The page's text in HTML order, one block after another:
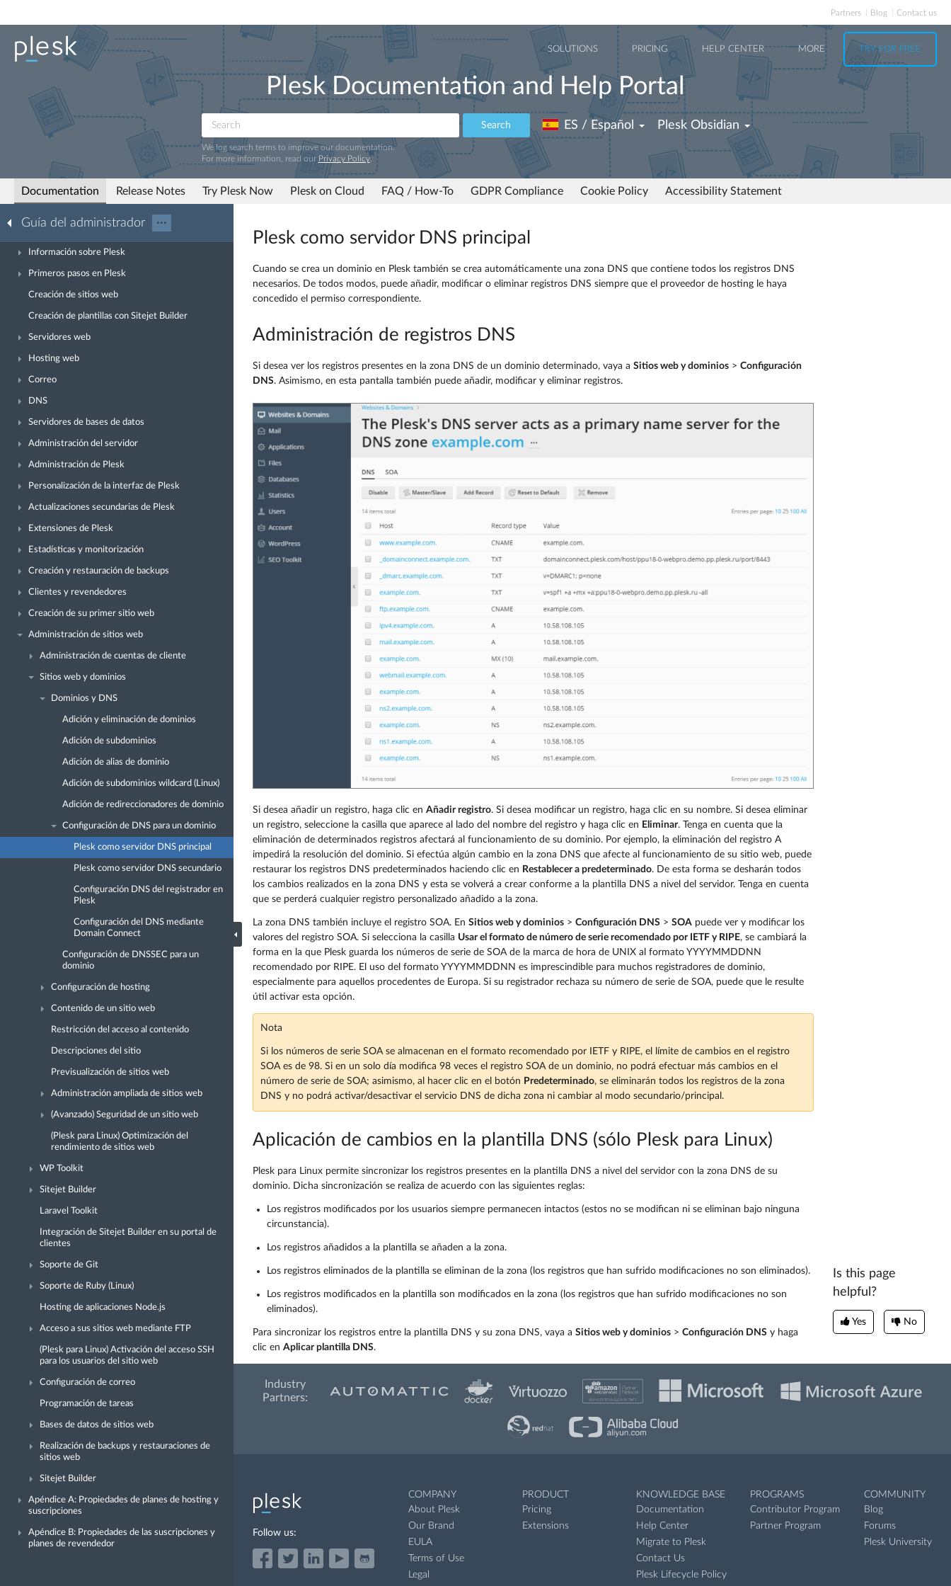
Partners Blog Contact us
SOLUTIONS PRICING HELP CENTER MORE TRY FOR FREE
Plesk Documentation and Help Portal
Search
We log search terms to improve our documentation.
For more information, read our Privacy Policy.
ES / Español Plesk Obsidian
Documentation Release Notes Try Plesk Now Plesk on Cloud FAQ / How-To GDPR Compliance Cookie Policy Accessibility Statement
Guía del administrador ···
Información sobre Plesk
Primeros pasos en Plesk
Creación de sitios web
Creación de plantillas con Sitejet Builder
Servidores web
Hosting web
Correo
DNS
Servidores de bases de datos
Administración del servidor
Administración de Plesk
Personalización de la interfaz de Plesk
Actualizaciones secundarias de Plesk
Extensiones de Plesk
Estadísticas y monitorización
Creación y restauración de backups
Clientes y revendedores
Creación de su primer sitio web
Administración de sitios web
Administración de cuentas de cliente
Sitios web y dominios
Dominios y DNS
Adición y eliminación de dominios
Adición de subdominios
Adición de alias de dominio
Adición de subdominios wildcard (Linux)
Adición de redireccionadores de dominio
Configuración de DNS para un dominio
Plesk como servidor DNS principal
Plesk como servidor DNS secundario
Configuración DNS del registrador en
Plesk
Configuración del DNS mediante
Domain Connect
Configuración de DNSSEC para un
dominio
Configuración de hosting
Contenido de un sitio web
Restricción del acceso al contenido
Descripciones del sitio
Previsualización de sitios web
Administración ampliada de sitios web
(Avanzado) Seguridad de un sitio web
(Plesk para Linux) Optimización del
rendimiento de sitios web
WP Toolkit
Sitejet Builder
Laravel Toolkit
Integración de Sitejet Builder en su portal de
clientes
Soporte de Git
Soporte de Ruby (Linux)
Hosting de aplicaciones Node.js
Acceso a sus sitios web mediante FTP
(Plesk para Linux) Activación del acceso SSH
para los usuarios del sitio web
Configuración de correo
Programación de tareas
Bases de datos de sitios web
Realización de backups y restauraciones de
sitios web
Sitejet Builder
Apéndice A: Propiedades de planes de hosting y
suscripciones
Apéndice B: Propiedades de las suscripciones y
planes de revendedor
Plesk como servidor DNS principal
Cuando se crea un dominio en Plesk también se crea automáticamente una zona DNS que contiene todos los registros DNS
necesarios. De todos modos, puede añadir, modificar o eliminar registros DNS siempre que el proveedor de hosting le haya
concedido el permiso correspondiente.
Administración de registros DNS
Si desea ver los registros presentes en la zona DNS de un dominio determinado, vaya a Sitios web y dominios > Configuración
DNS. Asimismo, en esta pantalla también puede añadir, modificar y eliminar registros.
Si desea añadir un registro, haga clic en Añadir registro. Si desea modificar un registro, haga clic en su nombre. Si desea eliminar
un registro, seleccione la casilla que aparece al lado del nombre del registro y haga clic en Eliminar. Tenga en cuenta que la
eliminación de determinados registros afectará al funcionamiento de su dominio. Por ejemplo, la eliminación del registro A
impedirá la resolución del dominio. Si efectúa algún cambio en la zona DNS que afecte al funcionamiento de su sitio web, puede
restaurar los registros DNS predeterminados haciendo clic en Restablecer a predeterminado. De esta forma se desharán todos
los cambios realizados en la zona DNS y esta se volverá a crear conforme a la plantilla DNS a nivel del servidor. Tenga en cuenta
que se perderá cualquier registro personalizado añadido a la zona.
La zona DNS también incluye el registro SOA. En Sitios web y dominios > Configuración DNS > SOA puede ver y modificar los
valores del registro SOA. Si selecciona la casilla Usar el formato de número de serie recomendado por IETF y RIPE, se cambiará la
forma en la que Plesk guarda los números de serie de SOA de la marca de hora de UNIX al formato YYYYMMDDNN
recomendado por RIPE. El uso del formato YYYYMMDDNN es imprescindible para muchos registradores de dominio,
especialmente para aquellos procedentes de Europa. Si su registrador rechaza su número de serie de SOA, puede que le resulte
útil activar esta opción.
Nota
Si los números de serie SOA se almacenan en el formato recomendado por IETF y RIPE, el límite de cambios en el registro
SOA es de 98. Si en un solo día modifica 98 veces el registro SOA de un dominio, no podrá efectuar más cambios en el
número de serie de SOA; asimismo, al hacer clic en el botón Predeterminado, se eliminarán todos los registros de la zona
DNS y no podrá activar/desactivar el servicio DNS de dicha zona ni cambiar al modo secundario/principal.
Aplicación de cambios en la plantilla DNS (sólo Plesk para Linux)
Plesk para Linux permite sincronizar los registros presentes en la plantilla DNS a nivel del servidor con la zona DNS de su
dominio. Dicha sincronización se realiza de acuerdo con las siguientes reglas:
Los registros modificados por los usuarios siempre permanecen intactos (estos no se modifican ni se eliminan bajo ninguna
circunstancia).
Los registros añadidos a la plantilla se añaden a la zona.
Los registros eliminados de la plantilla se eliminan de la zona (los registros que han sufrido modificaciones no son eliminados).
Los registros modificados en la plantilla son modificados en la zona (los registros que han sufrido modificaciones no son
eliminados).
Para sincronizar los registros entre la plantilla DNS y su zona DNS, vaya a Sitios web y dominios > Configuración DNS y haga
clic en Aplicar plantilla DNS.
Is this page
helpful?
Yes No
Industry
Partners:
Follow us:
COMPANY
About Plesk
Our Brand
EULA
Terms of Use
Legal
PRODUCT
Pricing
Extensions
KNOWLEDGE BASE
Documentation
Help Center
Migrate to Plesk
Contact Us
Plesk Lifecycle Policy
PROGRAMS
Contributor Program
Partner Program
COMMUNITY
Blog
Forums
Plesk University